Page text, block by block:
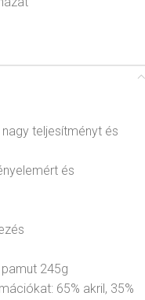
teljesítményt és
és
pamut 245g
65% akril, 35%